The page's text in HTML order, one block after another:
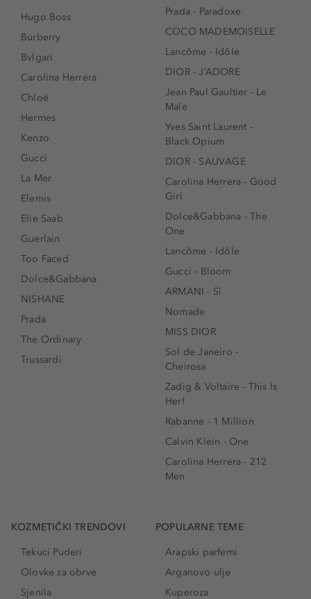
Hugo Boss
Burberry
Bvlgari
Carolina Herrera
Chloé
Hermes
Kenzo
Gucci
La Mer
Elemis
Elie Saab
Guerlain
Too Faced
Dolce&Gabbana
NISHANE
Prada
The Ordinary
Trussardi
Prada - Paradoxe
COCO MADEMOISELLE
Lancôme - Idôle
DIOR - J’ADORE
Jean Paul Gaultier - Le
Male
Yves Saint Laurent -
Black Opium
DIOR - SAUVAGE
Carolina Herrera - Good
Girl
Dolce&Gabbana - The
One
Lancôme - Idôle
Gucci - Bloom
ARMANI - Sì
Nomade
MISS DIOR
Sol de Janeiro -
Cheirosa
Zadig & Voltaire - This Is
Her!
Rabanne - 1 Million
Calvin Klein - One
Carolina Herrera - 212
Men
KOZMETIČKI TRENDOVI
Tekuci Puderi
Olovke za obrve
Sjenila
POPULARNE TEME
Arapski parfemi
Arganovo ulje
Kuperoza